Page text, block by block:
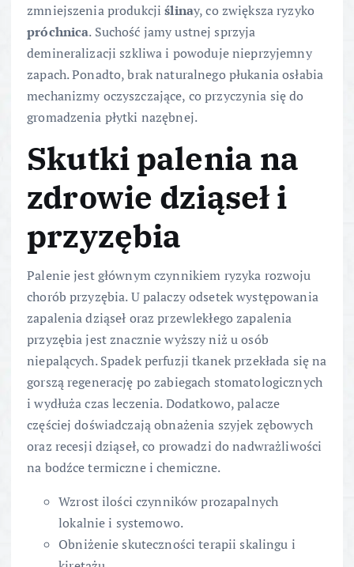
zmniejszenia produkcjiślinay, co zwiększa ryzyko
próchnica. Suchość jamy ustnej sprzyja
demineralizacji szkliwa i powoduje nieprzyjemny
zapach. Ponadto, brak naturalnego płukania osłabia
mechanizmy oczyszczające, co przyczynia się do
gromadzenia płytki nazębnej.
Skutki palenia na
zdrowie dziąseł i
przyzębia
Palenie jest głównym czynnikiem ryzyka rozwoju
chorób przyzębia. U palaczy odsetek występowania
zapalenia dziąseł oraz przewlekłego zapalenia
przyzębia jest znacznie wyższy niż u osób
niepalących. Spadek perfuzji tkanek przekłada się na
gorszą regenerację po zabiegach stomatologicznych
i wydłuża czas leczenia. Dodatkowo, palacze
częściej doświadczają obnażenia szyjek zębowych
oraz recesji dziąseł, co prowadzi do nadwrażliwości
na bodźce termiczne i chemiczne.
Wzrost ilości czynników prozapalnych
lokalnie i systemowo.
Obniżenie skuteczności terapii skalingu i